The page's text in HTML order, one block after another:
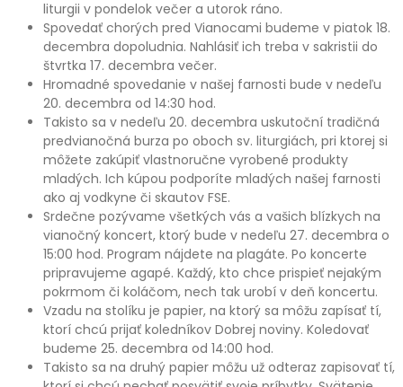
liturgii v pondelok večer a utorok ráno.
Spovedať chorých pred Vianocami budeme v piatok 18.
decembra dopoludnia. Nahlásiť ich treba v sakristii do
štvrtka 17. decembra večer.
Hromadné spovedanie v našej farnosti bude v nedeľu
20. decembra od 14:30 hod.
Takisto sa v nedeľu 20. decembra uskutoční tradičná
predvianočná burza po oboch sv. liturgiách, pri ktorej si
môžete zakúpiť vlastnoručne vyrobené produkty
mladých. Ich kúpou podporíte mladých našej farnosti
ako aj vodkyne či skautov FSE.
Srdečne pozývame všetkých vás a vašich blízkych na
vianočný koncert, ktorý bude v nedeľu 27. decembra o
15:00 hod. Program nájdete na plagáte. Po koncerte
pripravujeme agapé. Každý, kto chce prispieť nejakým
pokrmom či koláčom, nech tak urobí v deň koncertu.
Vzadu na stolíku je papier, na ktorý sa môžu zapísať tí,
ktorí chcú prijať koledníkov Dobrej noviny. Koledovať
budeme 25. decembra od 14:00 hod.
Takisto sa na druhý papier môžu už odteraz zapisovať tí,